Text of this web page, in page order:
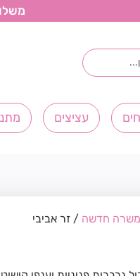
עציצים
משרה חדשה / זר אביבי